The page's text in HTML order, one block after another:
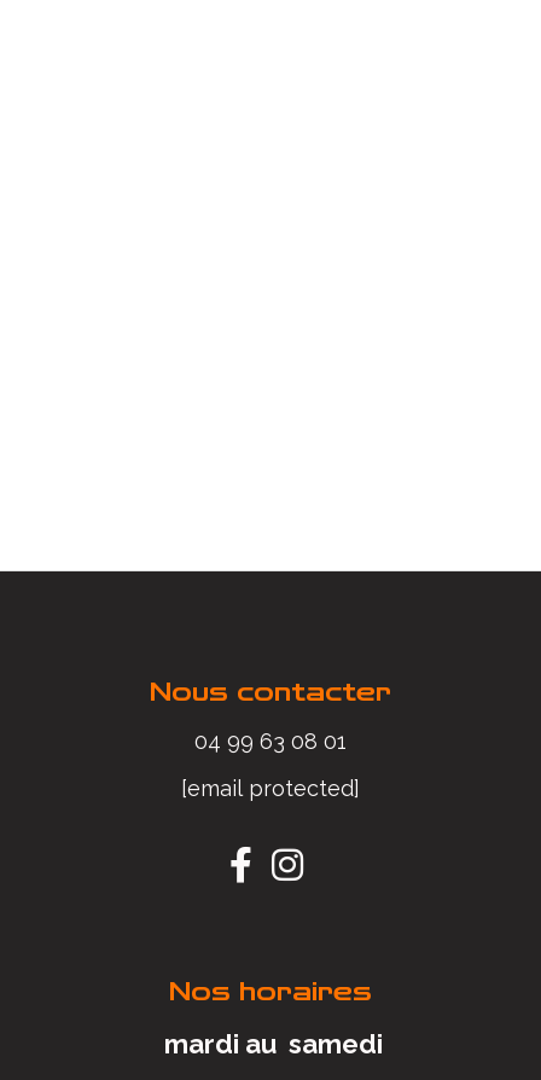
Nous contacter
04 99 63 08 01
[email protected]
 
Nos horaires
mardi au samedi